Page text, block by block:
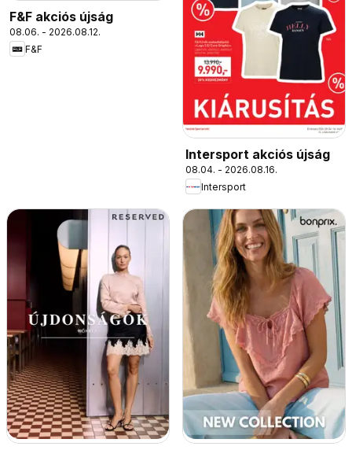
F&F akciós újság
08.06. - 2026.08.12.
F&F
Intersport akciós újság
08.04. - 2026.08.16.
Intersport